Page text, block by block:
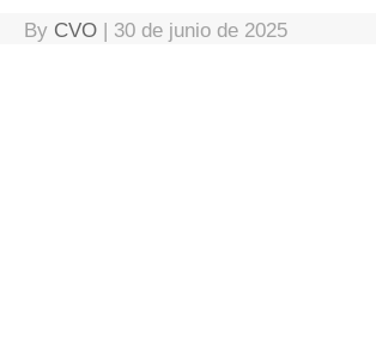
By CVO | 30 de junio de 2025